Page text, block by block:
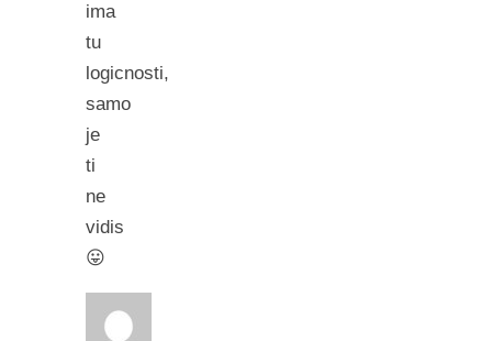
ima
tu
logicnosti,
samo
je
ti
ne
vidis
😛